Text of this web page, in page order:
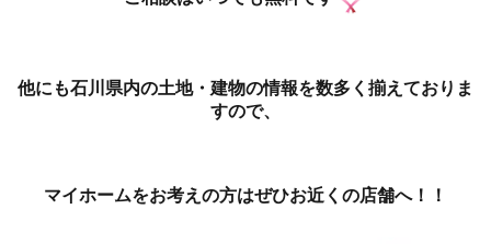
他にも石川県内の土地・建物の情報を数多く揃えておりま
すので、
マイホームをお考えの方はぜひお近くの店舗へ！！